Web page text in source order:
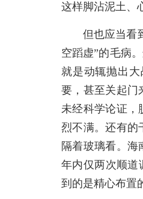
这样脚沾泥土、
但也应当看
空蹈虚”的毛病
就是动辄抛出
要，甚至关起门
未经科学论证，
烈不满。还有的
隔着玻璃看。
年内仅两次顺道
到的是精心布置